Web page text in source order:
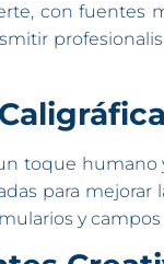
con fuentes
toque
para
y